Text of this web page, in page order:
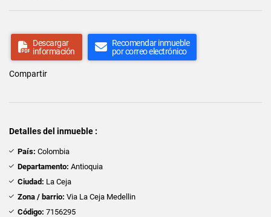
Descargar
información
Recomendar inmueble
por correo electrónico
Compartir
Detalles del inmueble :
País: Colombia
Departamento: Antioquia
Ciudad: La Ceja
Zona / barrio: Via La Ceja Medellin
Código: 7156295